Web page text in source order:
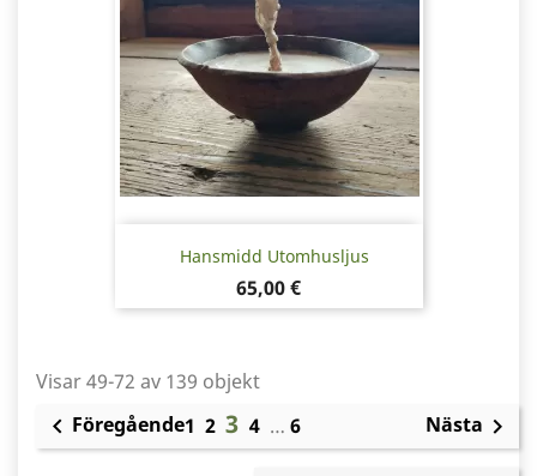
Hansmidd Utomhusljus
Pris
65,00 €
Visar 49-72 av 139 objekt
 Föregående1 2 3 4 … 6 Nästa 